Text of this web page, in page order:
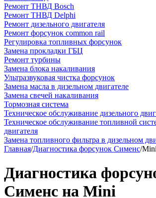
Ремонт ТНВД Bosch
Ремонт ТНВД Delphi
Ремонт дизельного двигателя
Ремонт форсунок common rail
Регулировка топливных форсунок
Замена прокладки ГБЦ
Ремонт турбины
Замена блока накаливания
Ультразвуковая чистка форсунок
Замена масла в дизельном двигателе
Замена свечей накаливания
Тормозная система
Техническое обслуживание дизельного
Техническое обслуживание топливной
двигателя
Замена топливного фильтра в дизельном
Главная/Диагностика форсунок Сименс/Mini
Диагностика
Сименс на Mini